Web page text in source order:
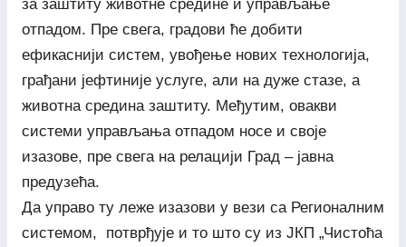
за заштиту животне средине и управљање
отпадом. Пре свега, градови ће добити
ефикаснији систем, увођење нових технологија,
грађани јефтиније услуге, али на дуже стазе, а
животна средина заштиту. Међутим, овакви
системи управљања отпадом носе и своје
изазове, пре свега на релацији Град – јавна
предузећа.
Да управо ту леже изазови у вези са Регионалним
системом, потврђује и то што су из ЈКП „Чистоћа